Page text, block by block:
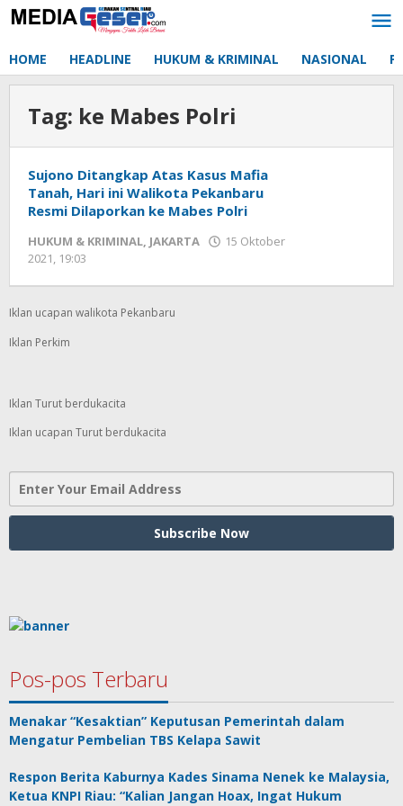
Lewati
ke
HOME HEADLINE HUKUM & KRIMINAL NASIONAL
Tag: ke Mabes Polri
Sujono Ditangkap Atas Kasus Mafia
Tanah, Hari ini Walikota Pekanbaru
Resmi Dilaporkan ke Mabes Polri
HUKUM & KRIMINAL, JAKARTA
15 Oktober
2021, 19:03
Iklan ucapan walikota Pekanbaru
Iklan Perkim
Iklan Turut berdukacita
Iklan ucapan Turut berdukacita
Pos-pos Terbaru
Menakar “Kesaktian” Keputusan Pemerintah dalam
Mengatur Pembelian TBS Kelapa Sawit
Respon Berita Kaburnya Kades Sinama Nenek ke Malaysia,
Ketua KNPI Riau: “Kalian Jangan Hoax, Ingat Hukum